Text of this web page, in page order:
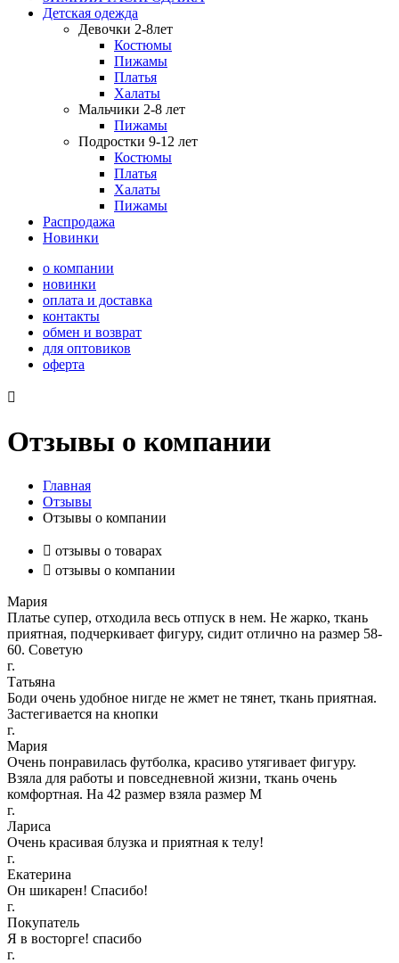
Детская одежда
Девочки 2-8лет
Костюмы
Пижамы
Платья
Халаты
Мальчики 2-8 лет
Пижамы
Подростки 9-12 лет
Костюмы
Платья
Халаты
Пижамы
Распродажа
Новинки
о компании
новинки
оплата и доставка
контакты
обмен и возврат
для оптовиков
оферта

Отзывы о компании
Главная
Отзывы
Отзывы о компании
 отзывы о товарах
 отзывы о компании
Мария
Платье супер, отходила весь отпуск в нем. Не жарко, ткань
приятная, подчеркивает фигуру, сидит отлично на размер 58-
60. Советую
г.
Татьяна
Боди очень удобное нигде не жмет не тянет, ткань приятная.
Застегивается на кнопки
г.
Мария
Очень понравилась футболка, красиво утягивает фигуру.
Взяла для работы и повседневной жизни, ткань очень
комфортная. На 42 размер взяла размер М
г.
Лариса
Очень красивая блузка и приятная к телу!
г.
Екатерина
Он шикарен! Спасибо!
г.
Покупатель
Я в восторге! спасибо
г.